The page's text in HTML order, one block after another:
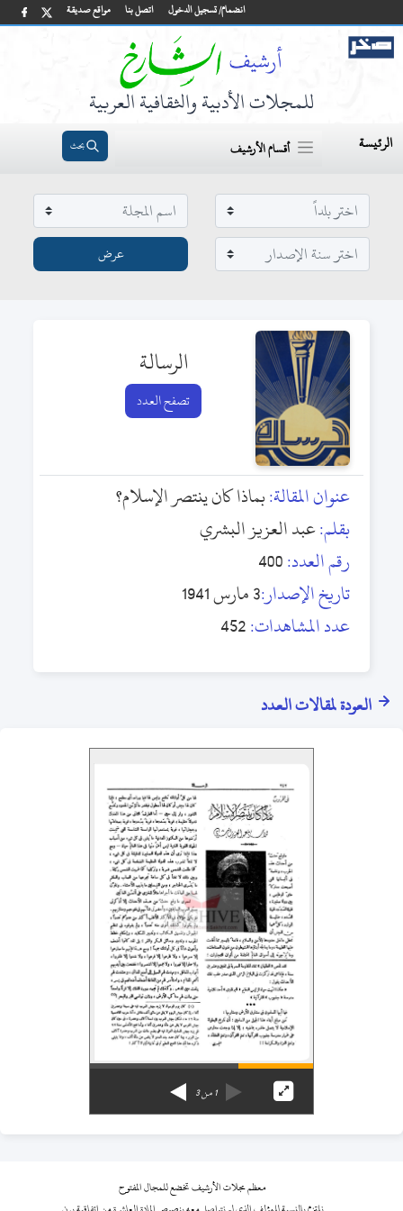
مواقع صديقة اتصل بنا انضمام/ تسجيل الدخول
للمجلات الأدبية والثقافية العربية
الرئيسة أقسام الأرشيف بحث
الرسالة
تصفح العدد
عنوان المقالة:بماذا كان ينتصر الإسلام؟
بقلم:عبد العزيز البشري
رقم العدد:400
تاريخ الإصدار:3 مارس 1941
عدد المشاهدات:452
العودة لمقالات العدد
1من3
معظم مجلات الأرشيف تخضع للمجال المفتوح